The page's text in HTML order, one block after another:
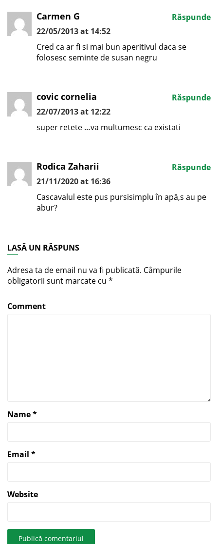
Carmen G
22/05/2013 at 14:52
Cred ca ar fi si mai bun aperitivul daca se
folosesc seminte de susan negru
Răspunde
covic cornelia
22/07/2013 at 12:22
super retete …va multumesc ca existati
Răspunde
Rodica Zaharii
21/11/2020 at 16:36
Cascavalul este pus pursisimplu în apă,s au pe
abur?
Răspunde
LASĂ UN RĂSPUNS
Adresa ta de email nu va fi publicată. Câmpurile
obligatorii sunt marcate cu *
Comment
Name*
Email *
Website